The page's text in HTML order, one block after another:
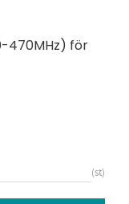
470MHz) för
st